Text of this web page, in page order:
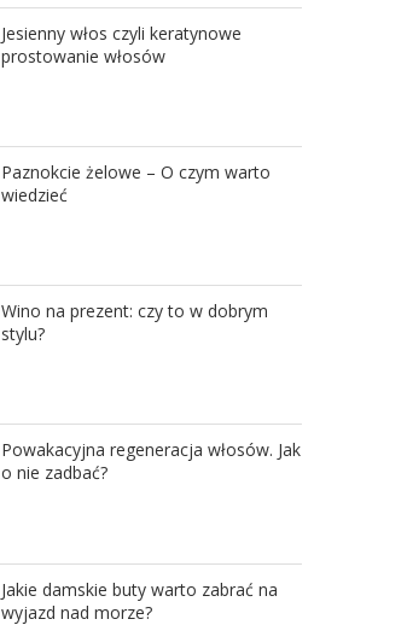
Jesienny włos czyli keratynowe
prostowanie włosów
Paznokcie żelowe – O czym warto
wiedzieć
Wino na prezent: czy to w dobrym
stylu?
Powakacyjna regeneracja włosów. Jak
o nie zadbać?
Jakie damskie buty warto zabrać na
wyjazd nad morze?